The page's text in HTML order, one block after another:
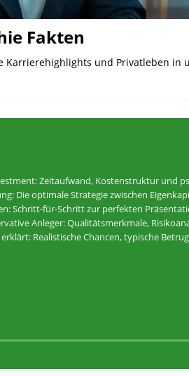
Fakten
und Privatleben in
Zeitaufwand, Kostenstruktur und
Die optimale Strategie zwischen
Schritt-für-Schritt zur perfekten
Anleger: Qualitätsmerkmale,
Realistische Chancen, typische